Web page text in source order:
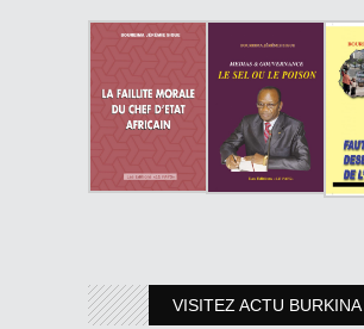
VISITEZ ACTU BURKINA